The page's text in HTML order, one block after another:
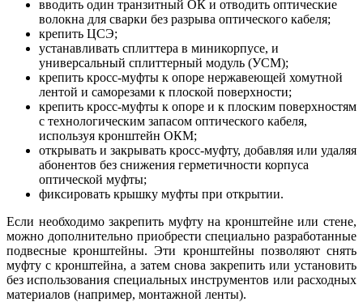
вводить один транзитный ОК и отводить оптические
волокна для сварки без разрыва оптического кабеля;
крепить ЦСЭ;
устанавливать сплиттера в миникорпусе, и
универсальный сплиттерный модуль (УСМ);
крепить кросс-муфты к опоре нержавеющей хомутной
лентой и саморезами к плоской поверхности;
крепить кросс-муфты к опоре и к плоским поверхностям
с технологическим запасом оптического кабеля,
используя кронштейн ОКМ;
открывать и закрывать кросс-муфту, добавляя или удаляя
абонентов без снижения герметичности корпуса
оптической муфты;
фиксировать крышку муфты при открытии.
Если необходимо закрепить муфту на кронштейне или стене,
можно дополнительно приобрести специально разработанные
подвесные кронштейны. Эти кронштейны позволяют снять
муфту с кронштейна, а затем снова закрепить или установить
без использования специальных инструментов или расходных
материалов (например, монтажной ленты).